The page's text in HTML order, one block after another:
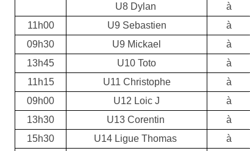
U8 Dylan
à
11h00
U9 Sebastien à
09h30
U9 Mickael à
13h45
U10 Toto à
11h15
U11 Christophe à
09h00
U12 Loic J à
13h30
U13 Corentin à
15h30
U14 Ligue Thomas à